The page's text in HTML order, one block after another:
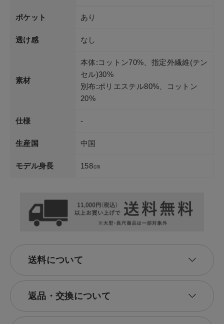
ポケット あり
透け感 なし
素材
本体:コットン70%、指定外繊維(テン
セル)30%
別布:ポリエステル80%、コットン
20%
仕様 -
生産国 中国
モデル身長 158㎝
送料について
返品・交換について